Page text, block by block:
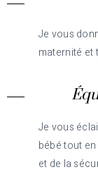
Je vous
maternité et
Je vous
bébé tout
et de la